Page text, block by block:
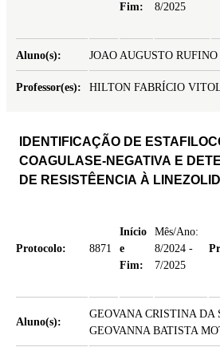
Fim:
8/2025
Aluno(s): JOAO AUGUSTO
Professor(es): HILTON FABRÍCIO
IDENTIFICAÇÃO DE
COAGULASE-NEGATIVA E
DE RESISTÊENCIA À
Protocolo: 8871
Início
e
Fim:
Mês/Ano:
8/2024 -
7/2025
Aluno(s):
GEOVANA CRISTINA DA
GEOVANNA BATISTA